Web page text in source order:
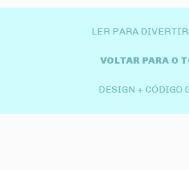
LER PARA DIVERTIR
VOLTAR PARA O
DESIGN + CÓDIGO